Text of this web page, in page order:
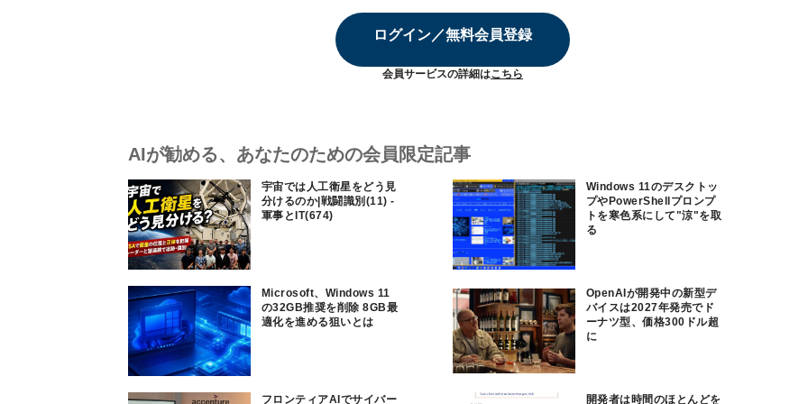
ログイン／無料会員登録
会員サービスの詳細はこちら
AIが勧める、あなたのための会員限定記事
宇宙では人工衛星をどう見
分けるのか|戦闘識別(11) -
軍事とIT(674)
Windows 11のデスクトッ
プやPowerShellプロンプ
トを寒色系にして"涼"を取
る
Microsoft、Windows 11
の32GB推奨を削除 8GB最
適化を進める狙いとは
OpenAIが開発中の新型デ
バイスは2027年発売でド
ーナツ型、価格300ドル超
に
フロンティアAIでサイバー 開発者は時間のほとんどを